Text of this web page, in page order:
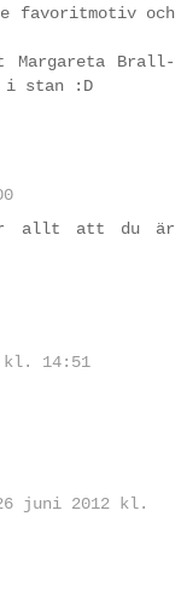
och
Brall-
i stan :D
allt att du är
kl. 14:51
juni 2012 kl.